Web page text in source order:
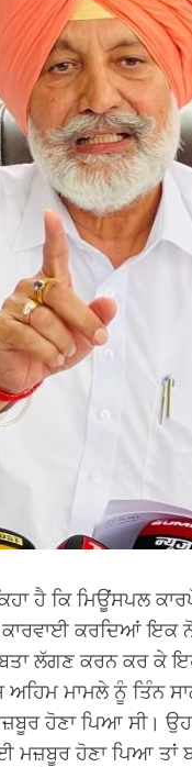
ਹੈ ਕਿ ਮਿਊਂਸਪਲ
ਕਰਦਿਆਂ ਇਕ
ਲੱਗਣ ਕਰਨ ਕਰ ਕੇ
ਅਹਿਮ ਮਾਮਲੇ ਨੂੰ ਤਿੰਨ
ਹੋਣਾ ਪਿਆ ਸੀ।
ਮਜ਼ਬੂਰ ਹੋਣਾ ਪਿਆ ਤਾਂ